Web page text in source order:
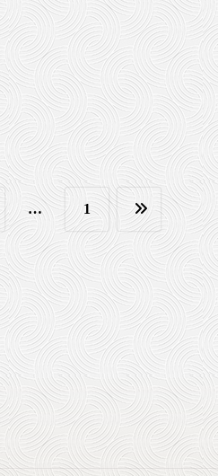
1
…